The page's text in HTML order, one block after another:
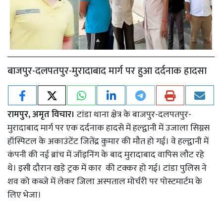
बाजपुर-दलपतपुर-मुरादाबाद मार्ग पर हुआ दर्दनाक हादसा
रामपुर, अमृत विचार। टांडा थाना क्षेत्र के बाजपुर-दलपतपुर-
मुरादाबाद मार्ग पर एक दर्दनाक हादसे में हल्द्वानी में उजाला सिग्नस
हॉस्पिटल के अकाउंटेंट जितेंद्र कुमार की मौत हो गई। वे हल्द्वानी में
कंपनी की नई ब्रांच में जॉइनिंग के बाद मुरादाबाद वापिस लौट रहे
थे। इसी दौरान खड़े ट्रक में कार की टक्कर हो गई। टांडा पुलिस ने
शव को कब्जे में लेकर जिला अस्पताल मोर्चरी पर पोस्टमार्टम के
लिए भेजा।